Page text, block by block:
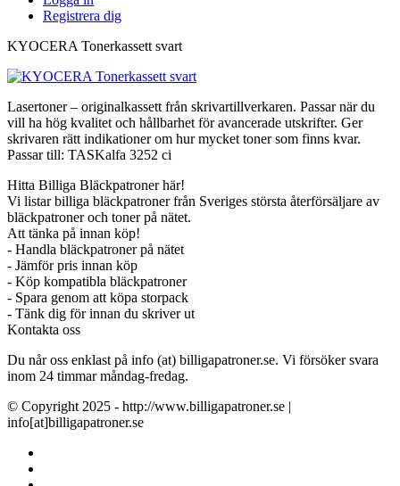
Registrera dig
KYOCERA Tonerkassett svart
Lasertoner – originalkassett från skrivartillverkaren. Passar när du
vill ha hög kvalitet och hållbarhet för avancerade utskrifter. Ger
skrivaren rätt indikationer om hur mycket toner som finns kvar.
Passar till: TASKalfa 3252 ci
Hitta Billiga Bläckpatroner här!
Vi listar billiga bläckpatroner från Sveriges största återförsäljare av
bläckpatroner och toner på nätet.
Att tänka på innan köp!
- Handla bläckpatroner på nätet
- Jämför pris innan köp
- Köp kompatibla bläckpatroner
- Spara genom att köpa storpack
- Tänk dig för innan du skriver ut
Kontakta oss
Du når oss enklast på info (at) billigapatroner.se. Vi försöker svara
inom 24 timmar måndag-fredag.
© Copyright 2025 - http://www.billigapatroner.se |
info[at]billigapatroner.se